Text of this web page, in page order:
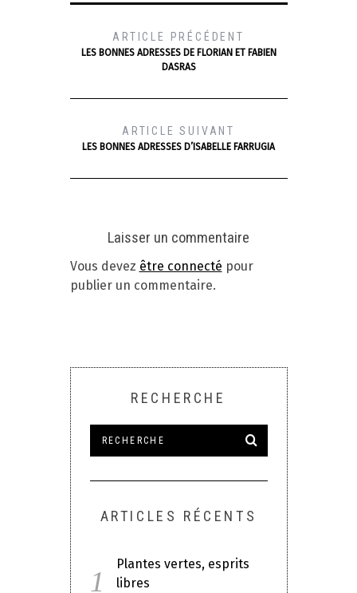
ARTICLE PRÉCÉDENT
LES BONNES ADRESSES DE FLORIAN ET FABIEN
DASRAS
ARTICLE SUIVANT
LES BONNES ADRESSES D’ISABELLE FARRUGIA
Laisser un commentaire
Vous devez être connecté pour
publier un commentaire.
RECHERCHE
ARTICLES RÉCENTS
Plantes vertes, esprits
libres